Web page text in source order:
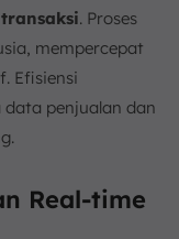
. Proses
mempercepat
Efisiensi
penjualan dan
Real-time